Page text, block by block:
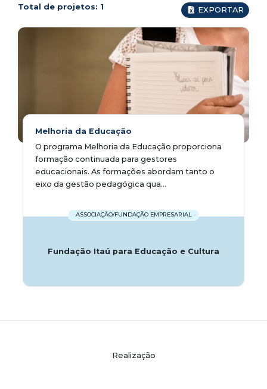
Total de projetos: 1 EXPORTAR
Melhoria da Educação
O programa Melhoria da Educação proporciona
formação continuada para gestores
educacionais. As formações abordam tanto o
eixo da gestão pedagógica qua...
ASSOCIAÇÃO/FUNDAÇÃO EMPRESARIAL
Fundação Itaú para Educação e Cultura
Realização